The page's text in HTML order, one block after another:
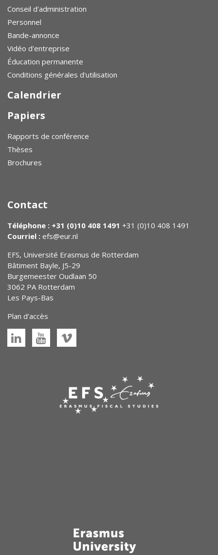
Conseil d'administration
Personnel
Bande-annonce
Vidéo d'entreprise
Éducation permanente
Conditions générales d'utilisation
Calendrier
Papiers
Rapports de conférence
Thèses
Brochures
Contact
Téléphone : +31 (0)10 408 1491 +31 (0)10 408 1491
Courriel : efs@eur.nl
EFS, Université Erasmus de Rotterdam
Bâtiment Bayle, J5-29
Burgemeester Oudlaan 50
3062 PA Rotterdam
Les Pays-Bas
Plan d'accès